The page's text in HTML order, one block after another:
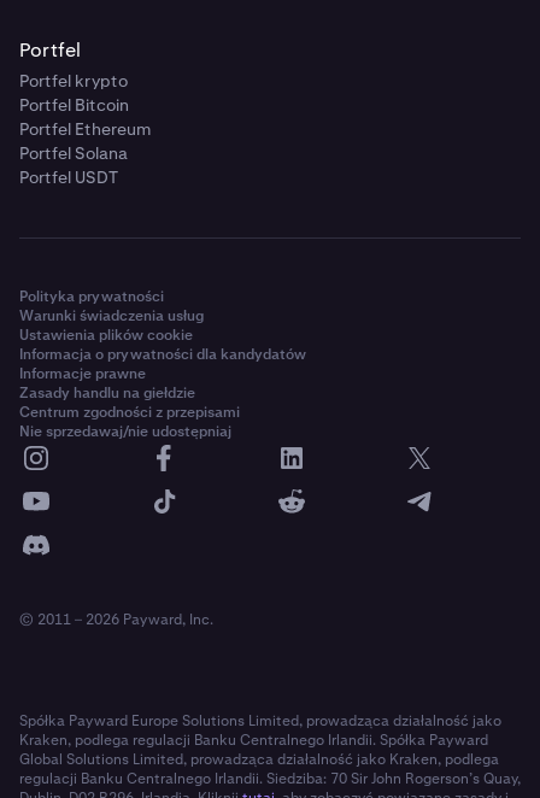
Portfel
Portfel krypto
Portfel Bitcoin
Portfel Ethereum
Portfel Solana
Portfel USDT
Polityka prywatności
Warunki świadczenia usług
Ustawienia plików cookie
Informacja o prywatności dla kandydatów
Informacje prawne
Zasady handlu na giełdzie
Centrum zgodności z przepisami
Nie sprzedawaj/nie udostępniaj
© 2011 – 2026 Payward, Inc.
Spółka Payward Europe Solutions Limited, prowadząca działalność jako
Kraken, podlega regulacji Banku Centralnego Irlandii. Spółka Payward
Global Solutions Limited, prowadząca działalność jako Kraken, podlega
regulacji Banku Centralnego Irlandii. Siedziba: 70 Sir John Rogerson’s Quay,